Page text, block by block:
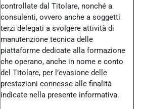
controllate dal Titolare, nonché a
consulenti, ovvero anche a soggetti
terzi delegati a svolgere attività di
manutenzione tecnica delle
piattaforme dedicate alla formazione
che operano, anche in nome e conto
del Titolare, per l’evasione delle
prestazioni connesse alle finalità
indicate nella presente informativa.